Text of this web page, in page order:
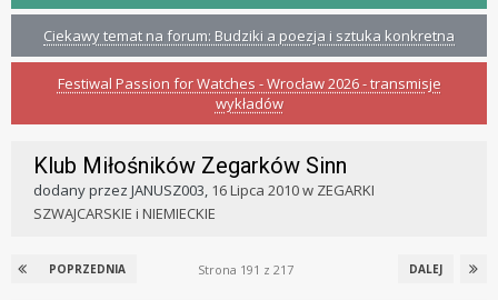
Ciekawy temat na forum: Budziki a poezja i sztuka konkretna
Festiwal Passion for Watches - Wrocław 2026 - transmisje
wykładów
Klub Miłośników Zegarków Sinn
dodany przez JANUSZ003, 16 Lipca 2010w ZEGARKI
SZWAJCARSKIE i NIEMIECKIE
POPRZEDNIA DALEJ
Strona 191 z 217